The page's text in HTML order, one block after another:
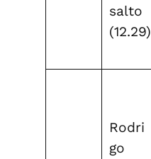
salto
(12.29)
Rodri
go